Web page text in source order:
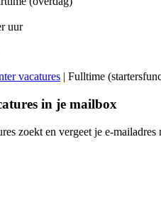
uur
vacatures | Fulltime
in je mailbox
zoekt en vergeet je e-mailadres